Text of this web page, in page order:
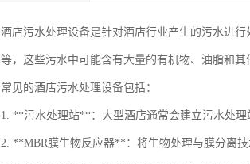
酒店污水处理设备是针对酒店行业产生的污水进
等，这些污水中可能含有大量的有机物、油脂和
常见的酒店污水处理设备包括：
1. **污水处理站**：大型酒店通常会建立污水处理
2. **MBR膜生物反应器**：将生物处理与膜分离